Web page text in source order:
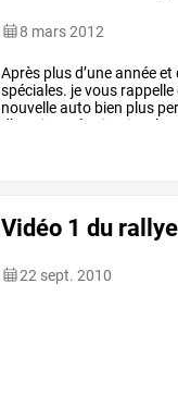
8 mars 2012
Après plusd’uneannéeet
spéciales. jevous rappelle
nouvelleauto bien plus
d’une
journée circuit lors
Vidéo 1 du
22 sept. 2010